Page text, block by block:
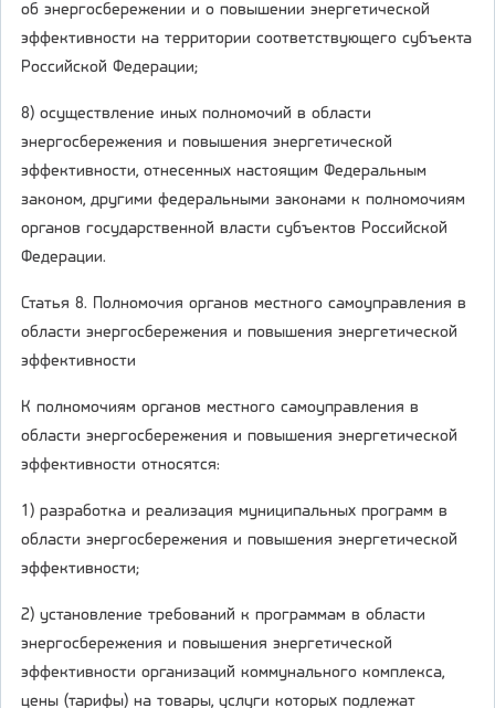
об энергосбережении и о повышении энергетической
эффективности на территории соответствующего субъекта
Российской Федерации;
8) осуществление иных полномочий в области
энергосбережения и повышения энергетической
эффективности, отнесенных настоящим Федеральным
законом, другими федеральными законами к полномочиям
органов государственной власти субъектов Российской
Федерации.
Статья 8. Полномочия органов местного самоуправления в
области энергосбережения и повышения энергетической
эффективности
К полномочиям органов местного самоуправления в
области энергосбережения и повышения энергетической
эффективности относятся:
1) разработка и реализация муниципальных программ в
области энергосбережения и повышения энергетической
эффективности;
2) установление требований к программам в области
энергосбережения и повышения энергетической
эффективности организаций коммунального комплекса,
цены (тарифы) на товары, услуги которых подлежат